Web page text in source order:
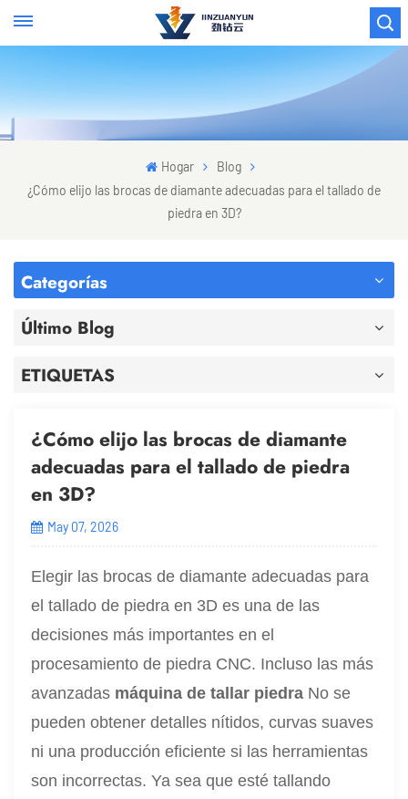
Hogar
Blog
¿Cómo elijo las brocas de diamante adecuadas para el tallado de
piedra en 3D?
Categorías
Último Blog
ETIQUETAS
¿Cómo elijo las brocas de diamante
adecuadas para el tallado de piedra
en 3D?
May 07, 2026
Elegir las brocas de diamante adecuadas para
el tallado de piedra en 3D es una de las
decisiones más importantes en el
procesamiento de piedra CNC. Incluso las más
avanzadas máquina de tallar piedra No se
pueden obtener detalles nítidos, curvas suaves
ni una producción eficiente si las herramientas
son incorrectas. Ya sea que esté tallando